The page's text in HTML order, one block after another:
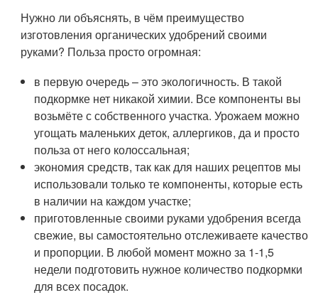
Нужно ли объяснять, в чём преимущество
изготовления органических удобрений своими
руками? Польза просто огромная:
в первую очередь – это экологичность. В такой
подкормке нет никакой химии. Все компоненты вы
возьмёте с собственного участка. Урожаем можно
угощать маленьких деток, аллергиков, да и просто
польза от него колоссальная;
экономия средств, так как для наших рецептов мы
использовали только те компоненты, которые есть
в наличии на каждом участке;
приготовленные своими руками удобрения всегда
свежие, вы самостоятельно отслеживаете качество
и пропорции. В любой момент можно за 1-1,5
недели подготовить нужное количество подкормки
для всех посадок.